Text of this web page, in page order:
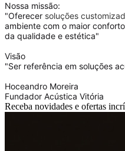
Nossa missão:
"Oferecer soluções
ambiente com o maior
da qualidade e estética"
Visão
"Ser referência em soluções
Hoceandro Moreira
Fundador Acústica Vitória
Receba novidades e ofertas